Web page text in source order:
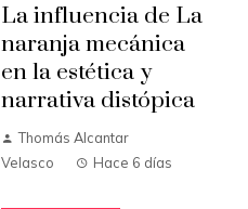
La influencia de La
naranja mecánica
en la estética y
narrativa distópica
Thomás Alcantar
Velasco
Hace 6 días